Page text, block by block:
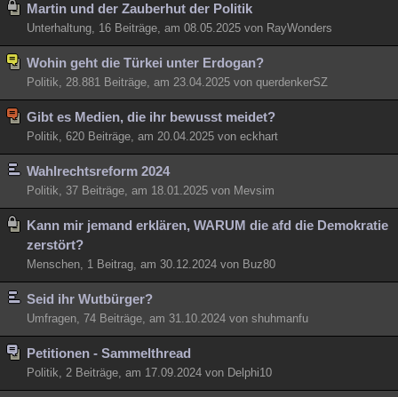
Martin und der Zauberhut der Politik
Unterhaltung, 16 Beiträge, am 08.05.2025 von RayWonders
Wohin geht die Türkei unter Erdogan?
Politik, 28.881 Beiträge, am 23.04.2025 von querdenkerSZ
Gibt es Medien, die ihr bewusst meidet?
Politik, 620 Beiträge, am 20.04.2025 von eckhart
Wahlrechtsreform 2024
Politik, 37 Beiträge, am 18.01.2025 von Mevsim
Kann mir jemand erklären, WARUM die afd die Demokratie
zerstört?
Menschen, 1 Beitrag, am 30.12.2024 von Buz80
Seid ihr Wutbürger?
Umfragen, 74 Beiträge, am 31.10.2024 von shuhmanfu
Petitionen - Sammelthread
Politik, 2 Beiträge, am 17.09.2024 von Delphi10